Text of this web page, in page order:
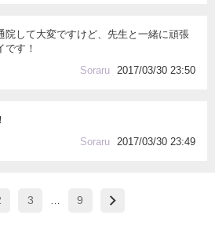
院して大変ですけど、先生と一緒に頑張
です！
Soraru
2017/03/30 23:50
Soraru
2017/03/30 23:49
3 9